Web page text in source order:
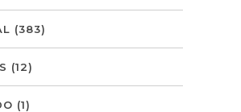
(383)
(12)
(1)